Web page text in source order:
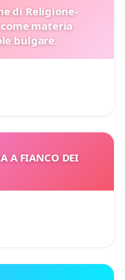
di Religione-
materia
bulgare.
A FIANCO DEI